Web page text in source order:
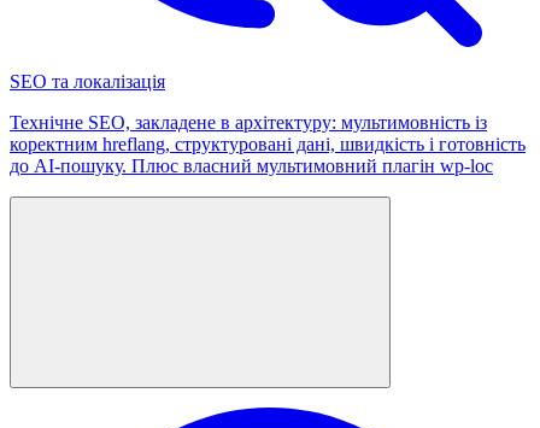
SEO та локалізація
Технічне SEO, закладене в архітектуру: мультимовність із
коректним hreflang, структуровані дані, швидкість і готовність
до AI-пошуку. Плюс власний мультимовний плагін wp-loc